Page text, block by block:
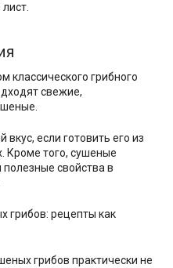
классического грибного
свежие,
вкус, если готовить его из
Кроме того, сушеные
свойства в
грибов практически не